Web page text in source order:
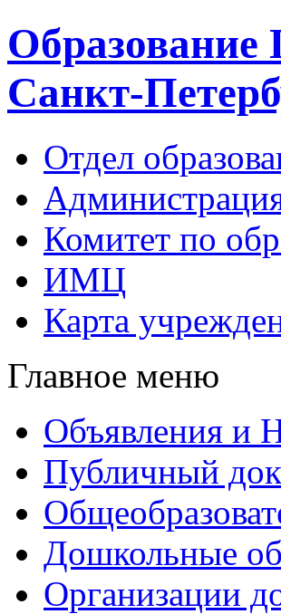
Образование
Санкт-
Отдел
Комитет по
ИМЦ
Карта
Главное меню
Объявления и
Публичный
Дошкольные
Организации